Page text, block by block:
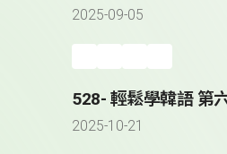
2025-09-05
528- 輕鬆學韓語 第
2025-10-21